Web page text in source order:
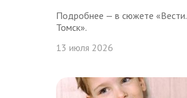
Подробнее — в сюжете «Вести.
Томск».
13 июля 2026